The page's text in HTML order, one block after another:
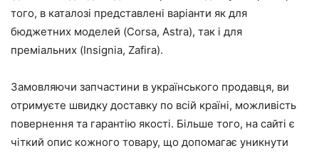
того, в каталозі представлені варіанти як для
бюджетних моделей (Corsa, Astra), так і для
преміальних (Insignia, Zafira).
Замовляючи запчастини в українського продавця, ви
отримуєте швидку доставку по всій країні, можливість
повернення та гарантію якості. Більше того, на сайті є
чіткий опис кожного товару, що допомагає уникнути